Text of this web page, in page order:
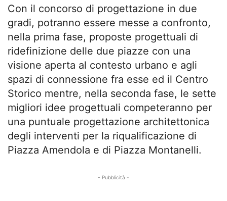
Con il concorso di progettazione in due
gradi, potranno essere messe a confronto,
nella prima fase, proposte progettuali di
ridefinizione delle due piazze con una
visione aperta al contesto urbano e agli
spazi di connessione fra esse ed il Centro
Storico mentre, nella seconda fase, le sette
migliori idee progettuali competeranno per
una puntuale progettazione architettonica
degli interventi per la riqualificazione di
Piazza Amendola e di Piazza Montanelli.
- Pubblicità -